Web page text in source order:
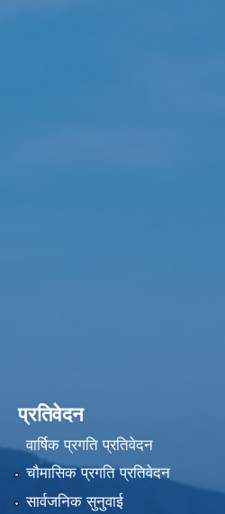
प्रतिवेदन
वार्षिक प्रगति प्रतिवेदन
चौमासिक प्रगति प्रतिवेदन
सार्वजनिक सुनुवाई